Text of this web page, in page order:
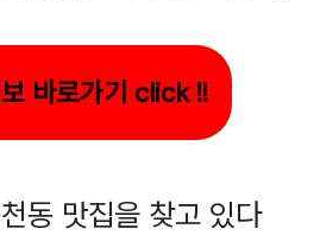
바로가기 click !!
동 맛집을 찾고 있다